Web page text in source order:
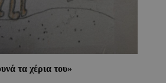
τα χέρια του»